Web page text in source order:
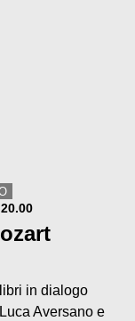
20.00
in dialogo
Aversano e